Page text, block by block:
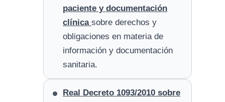
paciente y documentación
clínica sobre derechos y
obligaciones en materia de
información y documentación
sanitaria.
Real Decreto 1093/2010 sobre